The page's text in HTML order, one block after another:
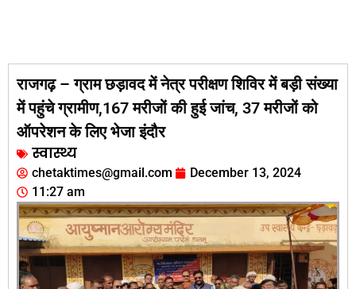
राजगढ़ – ग्राम छड़ावद में नेत्र परीक्षण शिविर में बड़ी संख्या
में पहुंचे ग्रामीण,167 मरीजों की हुई जांच, 37 मरीजों को
ऑपरेशन के लिए भेजा इंदौर
स्वास्थ्य
chetaktimes@gmail.com
December 13, 2024
11:27 am